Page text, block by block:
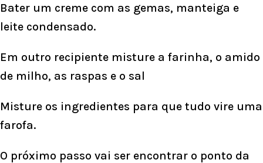
Bater um creme com as gemas, manteiga e
leite condensado.
Em outro recipiente misture a farinha, o amido
de milho, as raspas e o sal
Misture os ingredientes para que tudo vire uma
farofa.
O próximo passo vai ser encontrar o ponto da